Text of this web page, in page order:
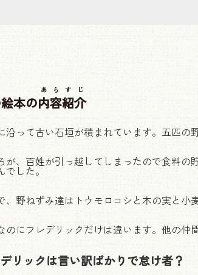
本の内容紹介
あらすじ
沿って古い石垣が積まれています。五匹の
が、百姓が引っ越してしまったので食料
でした。
、野ねずみ達はトウモロコシと木の実と小
のにフレデリックだけは違います。他の仲
リックは言い訳ばかりで怠け者？